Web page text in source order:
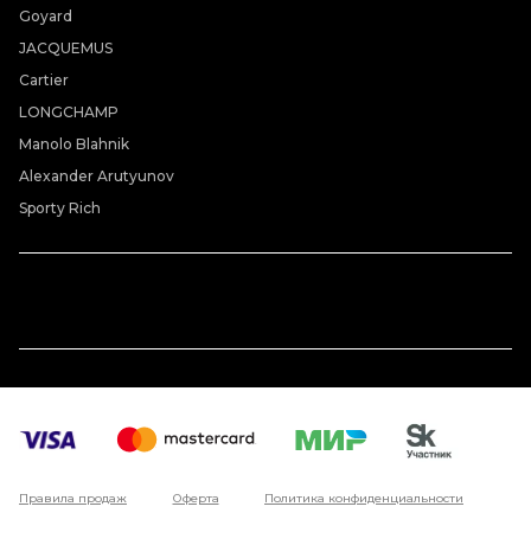
Goyard
JACQUEMUS
Cartier
LONGCHAMP
Manolo Blahnik
Alexander Arutyunov
Sporty Rich
Правила продаж Оферта Политика конфиденциальности